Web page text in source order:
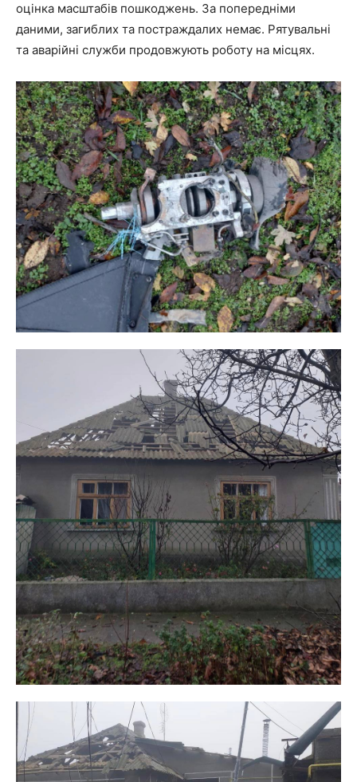
оцінка масштабів пошкоджень. За попередніми
даними, загиблих та постраждалих немає. Рятувальні
та аварійні служби продовжують роботу на місцях.